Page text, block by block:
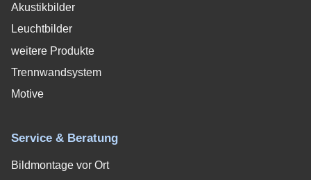
Akustikbilder
Leuchtbilder
weitere Produkte
Trennwandsystem
Motive
Service & Beratung
Bildmontage vor Ort